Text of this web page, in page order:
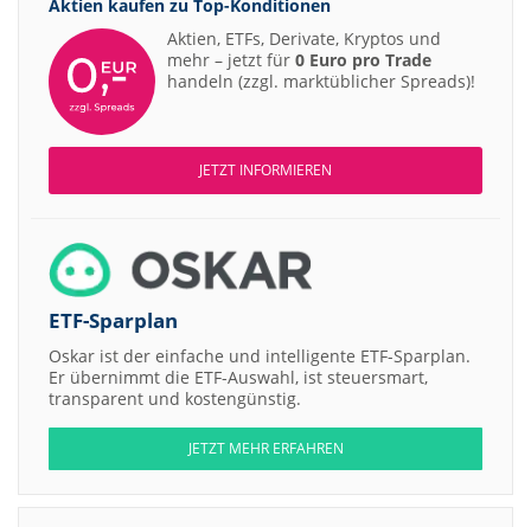
Aktien kaufen zu Top-Konditionen
Aktien, ETFs, Derivate, Kryptos und
mehr – jetzt für 0 Euro pro Trade
handeln (zzgl. marktüblicher Spreads)!
JETZT INFORMIEREN
ETF-Sparplan
Oskar ist der einfache und intelligente ETF-Sparplan.
Er übernimmt die ETF-Auswahl, ist steuersmart,
transparent und kostengünstig.
JETZT MEHR ERFAHREN